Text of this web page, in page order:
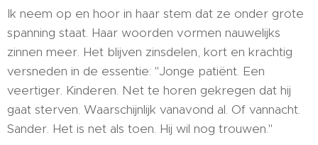
Ik neem op en hoor in haar stem dat ze onder grote
spanning staat. Haar woorden vormen nauwelijks
zinnen meer. Het blijven zinsdelen, kort en krachtig
versneden in de essentie: "Jonge patiënt. Een
veertiger. Kinderen. Net te horen gekregen dat hij
gaat sterven. Waarschijnlijk vanavond al. Of vannacht.
Sander. Het is net als toen. Hij wil nog trouwen."